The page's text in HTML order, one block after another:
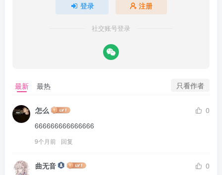
登录 注册
社交账号登录
最新 最热 只看作者
怎么
0
666666666666666
9个月前 回复
曲无音
0